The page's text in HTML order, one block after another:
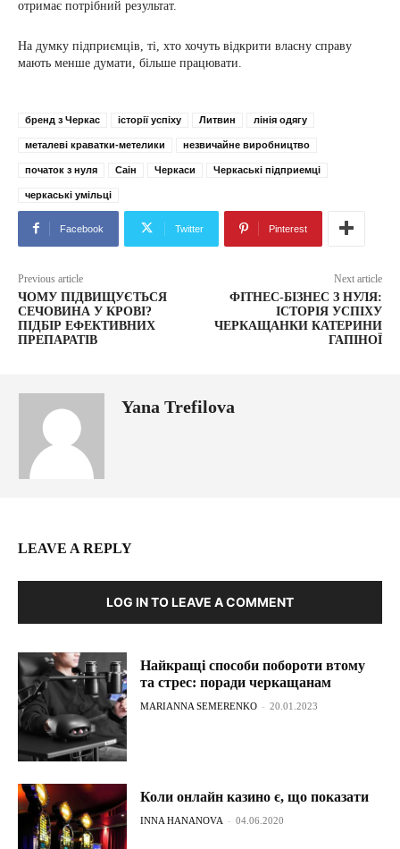
отримає потрібний результат.
На думку підприємців, ті, хто хочуть відкрити власну справу
мають менше думати, більше працювати.
бренд з Черкас історії успіху Литвин лінія одягу
металеві краватки-метелики незвичайне виробництво
початок з нуля Саін Черкаси Черкаські підприемці
черкаські умільці
Facebook Twitter Pinterest
Previous article
ЧОМУ ПІДВИЩУЄТЬСЯ
СЕЧОВИНА У КРОВІ?
ПІДБІР ЕФЕКТИВНИХ
ПРЕПАРАТІВ
Next article
ФІТНЕС-БІЗНЕС З НУЛЯ:
ІСТОРІЯ УСПІХУ
ЧЕРКАЩАНКИ КАТЕРИНИ
ГАПІНОЇ
Yana Trefilova
LEAVE A REPLY
LOG IN TO LEAVE A COMMENT
Найкращі способи побороти втому
та стрес: поради черкащанам
MARIANNA SEMERENKO - 20.01.2023
Коли онлайн казино є, що показати
INNA HANANOVA - 04.06.2020